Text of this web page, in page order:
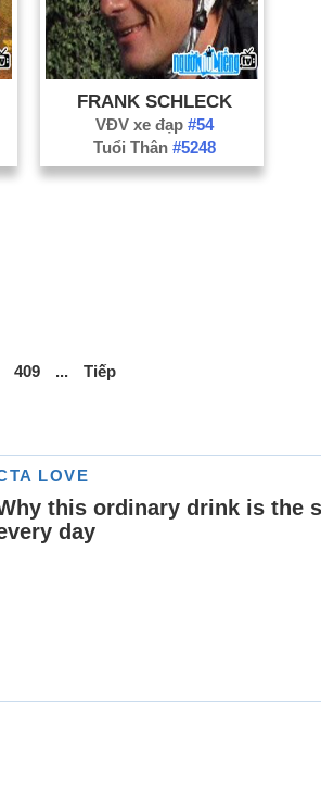
FRANK SCHLECK
VĐV xe đạp#54
Tuổi Thân#5248
409 ... Tiếp